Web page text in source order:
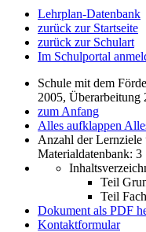
Lehrplan-Datenbank
zurück zur Startseite
zurück zur Schulart
Im Schulportal
Schule mit dem
2005, Überarbeitung
zum Anfang
Alles aufklappen
Anzahl der Lernziele
Materialdatenbank: 3
Teil
Teil
Dokument als PDF
Kontaktformular